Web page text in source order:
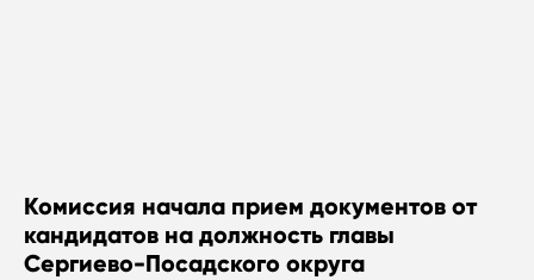
Комиссия начала прием документов от
кандидатов на должность главы
Сергиево-Посадского округа